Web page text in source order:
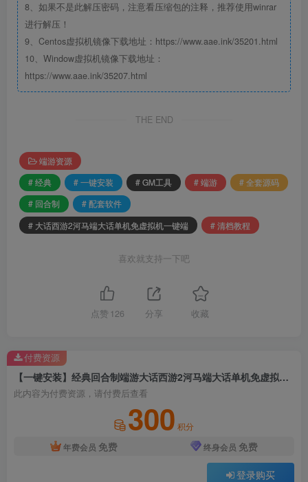
8、如果不是此解压密码，注意看压缩包的注释，推荐使用winrar
进行解压！
9、Centos虚拟机镜像下载地址：https://www.aae.ink/35201.html
10、Window虚拟机镜像下载地址：
https://www.aae.ink/35207.html
THE END
端游资源
# 经典
# 一键安装 # GM工具 # 端游
# 全套源码
# 回合制
# 配套软件
# 大话西游2河马端大话单机免虚拟机一键端
# 清档教程
喜欢就支持一下吧
点赞 126 分享 收藏
【一键安装】经典回合制端游大话西游2河马端大话单机免虚拟机一键端+GM工具+全套源码+清档教程+配套软件
此内容为付费资源，请付费后查看
300 积分
年费会员 免费 终身会员 免费
登录购买
付费资源